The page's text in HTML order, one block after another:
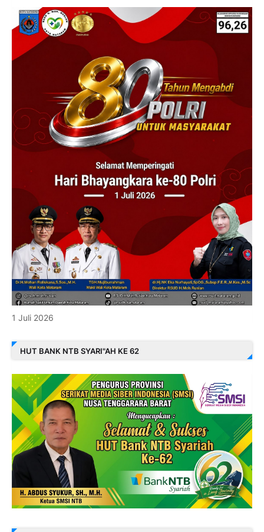
1 Juli 2026
HUT BANK NTB SYARI"AH KE 62